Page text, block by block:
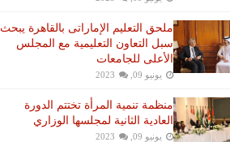
ملحق التعليم الإماراتى بالقاهرة يبحث
سبل التعاون التعليمية مع المجلس
الأعلى للجامعات
يونيو 09, 2023
منظمة تنمية المرأة تختتم الدورة
العادية الثانية لمجلسها الوزاري
يونيو 09, 2023